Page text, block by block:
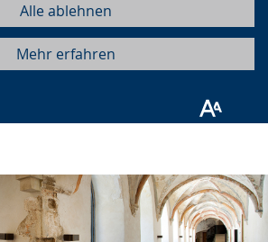
Alle ablehnen
Mehr erfahren